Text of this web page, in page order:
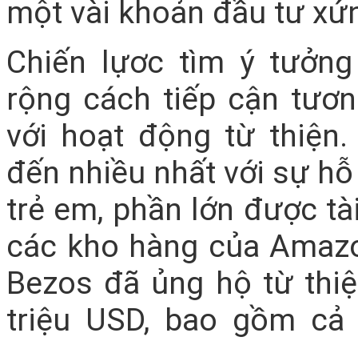
một vài khoản đầu tư
Chiến lựơc tìm ý
rộng cách tiếp cận
với hoạt động từ thiện.
đến nhiều nhất với sự
trẻ em, phần lớn được
các kho hàng của
Bezos đã ủng hộ từ
triệu USD, bao gồm